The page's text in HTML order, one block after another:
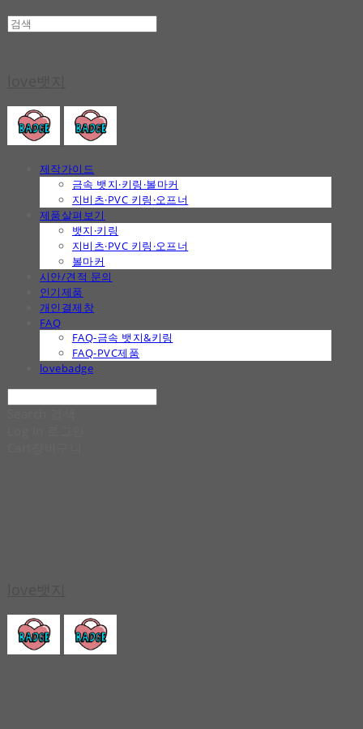
제작가이드
금속 뱃지·키링·볼마커
지비츠·PVC 키링·오프너
제품살펴보기
뱃지·키링
지비츠·PVC 키링·오프너
볼마커
시안/견적 문의
인기제품
개인결제창
FAQ
FAQ-금속 뱃지&키링
FAQ-PVC제품
lovebadge